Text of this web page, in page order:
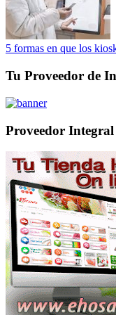
5 formas en que los
Tu Proveedor de
Proveedor Integral